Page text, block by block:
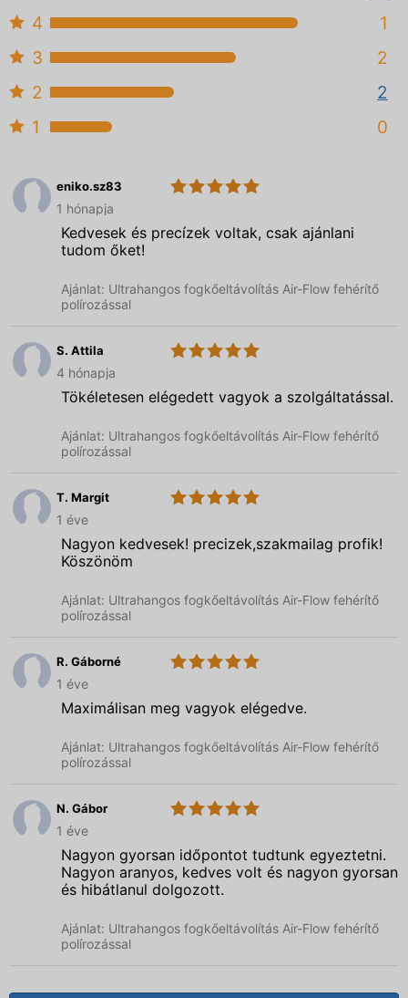
4
1
3
2
2
2
1
0
eniko.sz83
Dent
5.0
1 hónapja
Kedvesek és precízek voltak, csak ajánlani
tudom őket!
Ajánlat: Ultrahangos fogkőeltávolítás Air-Flow fehérítő
polírozással
S. Attila
Brothers
Dent
5.0
4 hónapja
Tökéletesen elégedett vagyok a szolgáltatással.
Ajánlat: Ultrahangos fogkőeltávolítás Air-Flow fehérítő
polírozással
T. Margit
Dent
5.0
1 éve
Nagyon kedvesek! precizek,szakmailag profik!
Köszönöm
Ajánlat: Ultrahangos fogkőeltávolítás Air-Flow fehérítő
polírozással
R. Gáborné
Dent
5.0
1 éve
Maximálisan meg vagyok elégedve.
Ajánlat: Ultrahangos fogkőeltávolítás Air-Flow fehérítő
polírozással
N. Gábor
Dent
5.0
1 éve
Nagyon gyorsan időpontot tudtunk egyeztetni.
Nagyon aranyos, kedves volt és nagyon gyorsan
és hibátlanul dolgozott.
Ajánlat: Ultrahangos fogkőeltávolítás Air-Flow fehérítő
polírozással